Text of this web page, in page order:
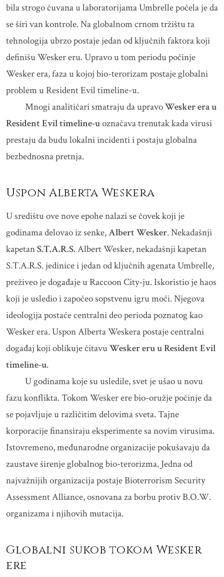
bila strogo čuvana u laboratorijama Umbrelle počela je da
se širi van kontrole. Na globalnom crnom tržištu ta
tehnologija ubrzo postaje jedan od ključnih faktora koji
definišu Wesker eru. Upravo u tom periodu počinje
Wesker era, faza u kojoj bio-terorizam postaje globalni
problem u Resident Evil timeline-u.
Mnogi analitičari smatraju da upravoWesker era u
Resident Evil timeline-uoznačava trenutak kada virusi
prestaju da budu lokalni incidenti i postaju globalna
bezbednosna pretnja.
Uspon Alberta Weskera
U središtu ove nove epohe nalazi se čovek koji je
godinama delovao iz senke,Albert Wesker. Nekadašnji
kapetanS.T.A.R.S. Albert Wesker, nekadašnji kapetan
S.T.A.R.S. jedinice i jedan od ključnih agenata Umbrelle,
preživeo je događaje u Raccoon City-ju. Iskoristio je haos
koji je usledio i započeo sopstvenu igru moći. Njegova
ideologija postaće centralni deo perioda poznatog kao
Wesker era. Uspon Alberta Weskera postaje centralni
događaj koji oblikuje čitavuWesker eru u Resident Evil
timeline-u.
U godinama koje su usledile, svet je ušao u novu
fazu konflikta. Tokom Wesker ere bio-oružje počinje da
se pojavljuje u različitim delovima sveta. Tajne
korporacije finansiraju eksperimente sa novim virusima.
Istovremeno, međunarodne organizacije pokušavaju da
zaustave širenje globalnog bio-terorizma. Jedna od
najvažnijih organizacija postaje Bioterrorism Security
Assessment Alliance, osnovana za borbu protiv B.O.W.
organizama i njihovih mutacija.
Globalni sukob tokom Wesker
ere